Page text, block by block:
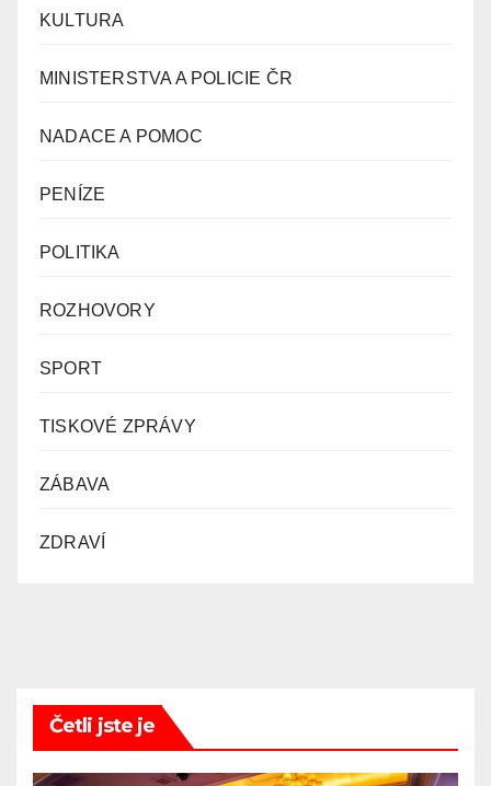
KULTURA
MINISTERSTVA A POLICIE ČR
NADACE A POMOC
PENÍZE
POLITIKA
ROZHOVORY
SPORT
TISKOVÉ ZPRÁVY
ZÁBAVA
ZDRAVÍ
Četli jste je